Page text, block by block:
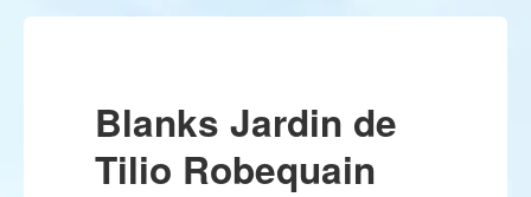
Blanks Jardin de
Tilio Robequain